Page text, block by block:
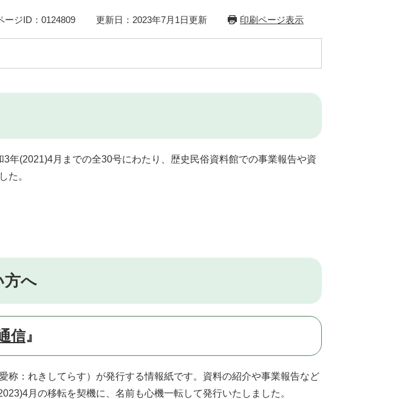
ージID：0124809 更新日：2023年7月1日更新 印刷ページ表示
年(2021)4月までの全30号にわたり、歴史民俗資料館での事業報告や資
た。
方へ
信』
称：れきしてらす）が発行する情報紙です。資料の紹介や事業報告など
月の移転を契機に、名前も心機一転して発行いたしました。